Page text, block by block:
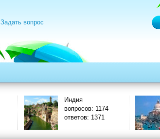
Задать вопрос
Индия
вопросов: 1174
ответов: 1371